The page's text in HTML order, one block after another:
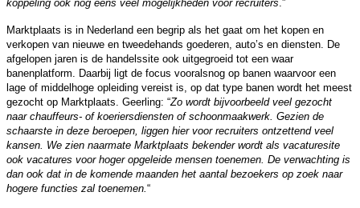
koppeling ook nog eens veel mogelijkheden voor recruiters .”
Marktplaats is in Nederland een begrip als het gaat om het kopen en
verkopen van nieuwe en tweedehands goederen, auto’s en diensten. De
afgelopen jaren is de handelssite ook uitgegroeid tot een waar
banenplatform. Daarbij ligt de focus vooralsnog op banen waarvoor een
lage of middelhoge opleiding vereist is, op dat type banen wordt het meest
gezocht op Marktplaats. Geerling: “Zo wordt bijvoorbeeld veel gezocht
naar chauffeurs- of koeriersdiensten of schoonmaakwerk. Gezien de
schaarste in deze beroepen, liggen hier voor recruiters ontzettend veel
kansen. We zien naarmate Marktplaats bekender wordt als vacaturesite
ook vacatures voor hoger opgeleide mensen toenemen. De verwachting is
dan ook dat in de komende maanden het aantal bezoekers op zoek naar
hogere functies zal toenemen. “